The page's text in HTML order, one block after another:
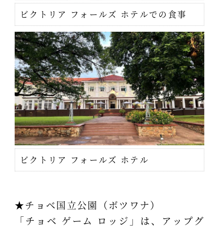
ビクトリア フォールズ ホテルでの食事
ビクトリア フォールズ ホテル
★チョベ国立公園（ボツワナ）
「チョベ ゲーム ロッジ」は、アップグ